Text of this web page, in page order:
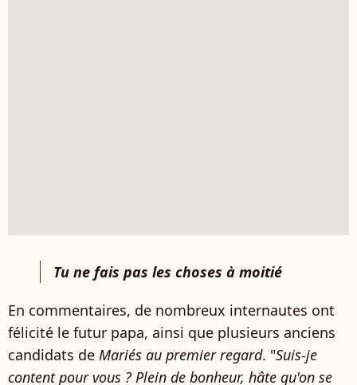
Tu ne fais pas les choses à moitié
En commentaires, de nombreux internautes ont
félicité le futur papa, ainsi que plusieurs anciens
candidats de Mariés au premier regard. "Suis-je
content pour vous ? Plein de bonheur, hâte qu'on se